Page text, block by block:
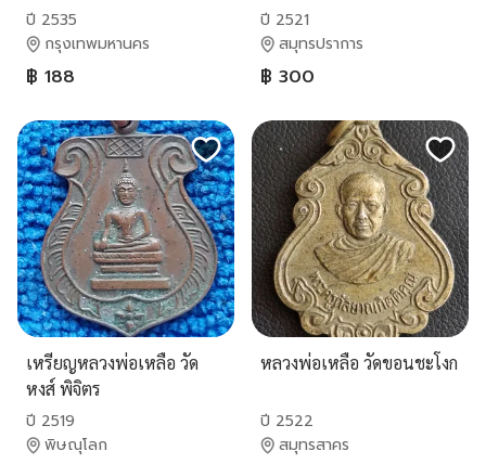
ปี 2535
กรุงเทพมหานคร
฿ 188
ปี 2521
สมุทรปราการ
฿ 300
เหรียญหลวงพ่อเหลือ วัด
หงส์ พิจิตร
ปี 2519
พิษณุโลก
หลวงพ่อเหลือ วัดขอนชะโงก
ปี 2522
สมุทรสาคร